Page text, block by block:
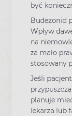
być
Budezonid
Wpływ
na
za mało
stosowany
Jeśli
planuje
lekarza lub